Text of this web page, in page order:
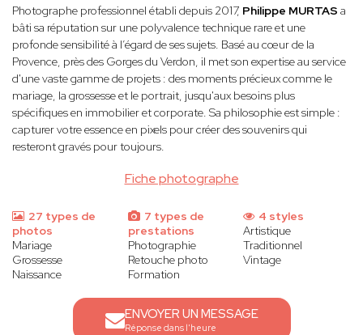
Fiche photographe
Photographe professionnel établi depuis 2017, Philippe MURTAS a
bâti sa réputation sur une polyvalence technique rare et une
profonde sensibilité à l’égard de ses sujets. Basé au cœur de la
Provence, près des Gorges du Verdon, il met son expertise au service
d'une vaste gamme de projets : des moments précieux comme le
mariage, la grossesse et le portrait, jusqu'aux besoins plus
spécifiques en immobilier et corporate. Sa philosophie est simple :
capturer votre essence en pixels pour créer des souvenirs qui
resteront gravés pour toujours.
27 types de
photos
Mariage
Grossesse
Naissance
7 types de
prestations
Photographie
Retouche photo
Formation
4 styles
Artistique
Traditionnel
Vintage
ENVOYER UN MESSAGE
Réponse dans l'heure